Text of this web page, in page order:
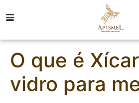
O que é
vidro para